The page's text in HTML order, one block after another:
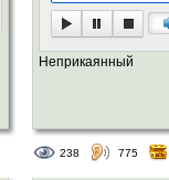
Неприкаянный
238 775